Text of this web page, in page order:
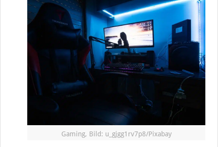
Gaming, Bild: u_gjgg1rv7p8/Pixabay